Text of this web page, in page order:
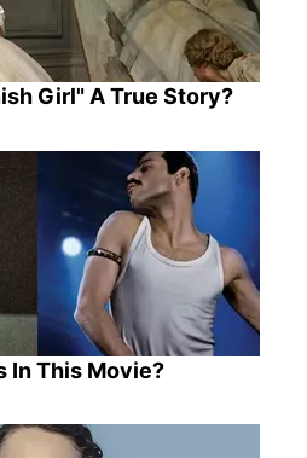
Girl" A True Story?
In This Movie?